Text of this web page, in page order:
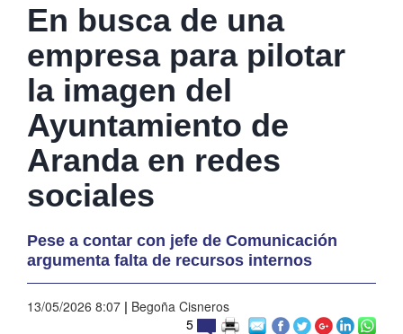
En busca de una
empresa para pilotar
la imagen del
Ayuntamiento de
Aranda en redes
sociales
Pese a contar con jefe de Comunicación
argumenta falta de recursos internos
13/05/2026 8:07 | Begoña Cisneros
5